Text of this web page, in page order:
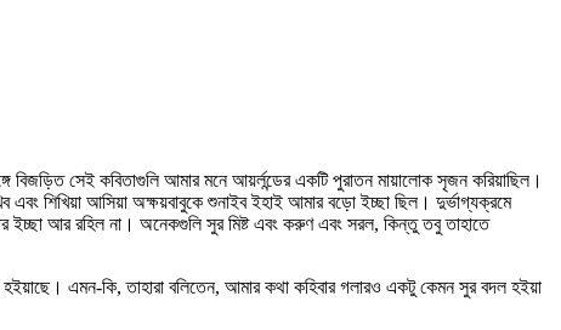
সেই কবিতাগুলি আমার মনে আয়র্লন্ডের একটি পুরাতন মায়ালোক সৃজন করিয়াছিল।
শিখিয়া আসিয়া অক্ষয়বাবুকে শুনাইব ইহাই আমার বড়ো ইচ্ছা ছিল। দুর্ভাগ্যক্রমে
ইচ্ছা আর রহিল না। অনেকগুলি সুর মিষ্ট এবং করুণ এবং সরল, কিন্তু তবু তাহাতে
এমন-কি, তাহারা বলিতেন, আমার কথা কহিবার গলারও একটু কেমন সুর বদল হইয়া